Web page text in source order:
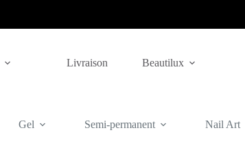
Livraison Beautilux
Gel Semi-permanent Nail Art